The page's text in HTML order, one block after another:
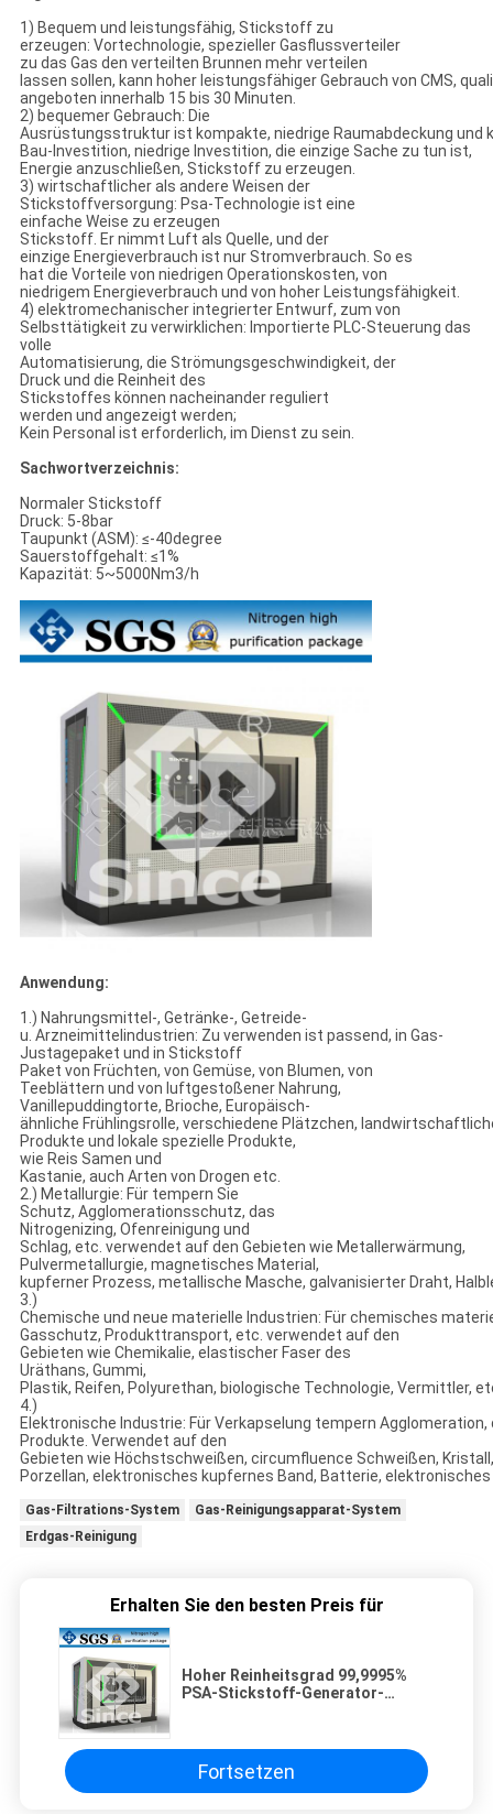
1) Bequem und leistungsfähig, Stickstoff zu
erzeugen: Vortechnologie, spezieller Gasflussverteiler
zu das Gas den verteilten Brunnen mehr verteilen
lassen sollen, kann hoher leistungsfähiger Gebrauch von CMS,
angeboten innerhalb 15 bis 30 Minuten.
2) bequemer Gebrauch: Die
Ausrüstungsstruktur ist kompakte, niedrige Raumabdeckung und
Bau-Investition, niedrige Investition, die einzige Sache zu tun ist,
Energie anzuschließen, Stickstoff zu erzeugen.
3) wirtschaftlicher als andere Weisen der
Stickstoffversorgung: Psa-Technologie ist eine
einfache Weise zu erzeugen
Stickstoff. Er nimmt Luft als Quelle, und der
einzige Energieverbrauch ist nur Stromverbrauch. So es
hat die Vorteile von niedrigen Operationskosten, von
niedrigem Energieverbrauch und von hoher Leistungsfähigkeit.
4) elektromechanischer integrierter Entwurf, zum von
Selbsttätigkeit zu verwirklichen: Importierte PLC-Steuerung das
volle
Automatisierung, die Strömungsgeschwindigkeit, der
Druck und die Reinheit des
Stickstoffes können nacheinander reguliert
werden und angezeigt werden;
Kein Personal ist erforderlich, im Dienst zu sein.
Sachwortverzeichnis:
Normaler Stickstoff
Druck: 5-8bar
Taupunkt (ASM): ≤-40degree
Sauerstoffgehalt: ≤1%
Kapazität: 5~5000Nm3/h
Anwendung:
1.) Nahrungsmittel-, Getränke-, Getreide-
u. Arzneimittelindustrien: Zu verwenden ist passend, in Gas-
Justagepaket und in Stickstoff
Paket von Früchten, von Gemüse, von Blumen, von
Teeblättern und von luftgestoßener Nahrung,
Vanillepuddingtorte, Brioche, Europäisch-
ähnliche Frühlingsrolle, verschiedene Plätzchen,
Produkte und lokale spezielle Produkte,
wie Reis Samen und
Kastanie, auch Arten von Drogen etc.
2.) Metallurgie: Für tempern Sie
Schutz, Agglomerationsschutz, das
Nitrogenizing, Ofenreinigung und
Schlag, etc. verwendet auf den Gebieten wie Metallerwärmung,
Pulvermetallurgie, magnetisches Material,
kupferner Prozess, metallische Masche, galvanisierter Draht,
3.)
Chemische und neue materielle Industrien: Für chemisches
Gasschutz, Produkttransport, etc. verwendet auf den
Gebieten wie Chemikalie, elastischer Faser des
Uräthans, Gummi,
Plastik, Reifen, Polyurethan, biologische Technologie, Vermittler,
4.)
Elektronische Industrie: Für Verkapselung tempern
Produkte. Verwendet auf den
Gebieten wie Höchstschweißen, circumfluence Schweißen,
Porzellan, elektronisches kupfernes Band, Batterie,
Gas-Filtrations-System
Gas-Reinigungsapparat-System
Erdgas-Reinigung
Erhalten Sie den besten Preis für
Hoher Reinheitsgrad 99,9995%
PSA-Stickstoff-Generator-
Fortsetzen